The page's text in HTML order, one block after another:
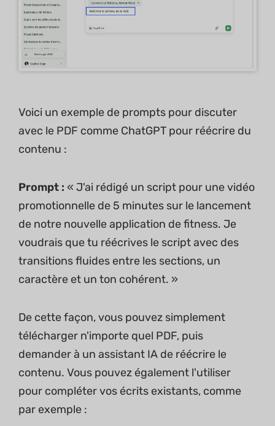
Voici un exemple de prompts pour discuter
avec le PDF comme ChatGPT pour réécrire du
contenu :
Prompt : « J'ai rédigé un script pour une vidéo
promotionnelle de 5 minutes sur le lancement
de notre nouvelle application de fitness. Je
voudrais que tu réécrives le script avec des
transitions fluides entre les sections, un
caractère et un ton cohérent. »
De cette façon, vous pouvez simplement
télécharger n'importe quel PDF, puis
demander à un assistant IA de réécrire le
contenu. Vous pouvez également l'utiliser
pour compléter vos écrits existants, comme
par exemple :